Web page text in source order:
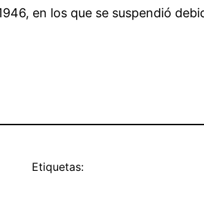
en los que se suspendió
Etiquetas: